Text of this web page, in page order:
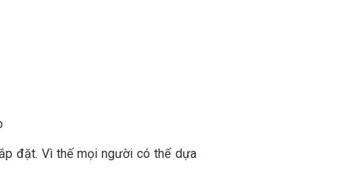
đặt. Vì thế mọi người có thể dựa